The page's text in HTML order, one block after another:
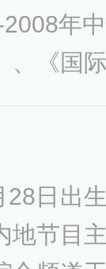
年
、《国
”和中
誉。刘
联副主
日出
地节目